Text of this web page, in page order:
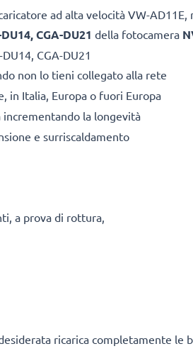
ad alta velocità VW-AD11E,
CGA-DU21 della fotocamera
CGA-DU21
non lo tieni collegato alla rete
in Italia, Europa o fuori Europa
la longevità
e surriscaldamento
a prova di rottura,
ricarica completamente le